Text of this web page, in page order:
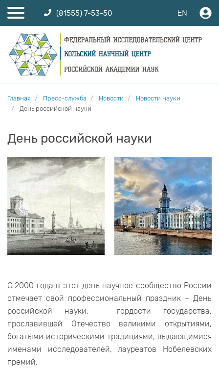
(81555) 7-53-50 EN
Главная Пресс-служба Новости
Новости науки
День российской науки
День российской науки
С 2000 года в этот день научное сообщество России
отмечает свой профессиональный праздник – День
российской науки, – гордости государства,
прославившей Отечество великими открытиями,
богатыми историческими традициями, выдающимися
именами исследователей, лауреатов Нобелевских
премий.